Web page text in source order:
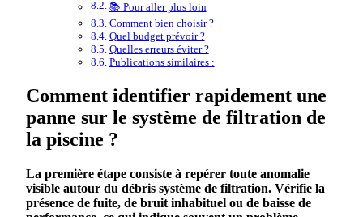
📚 Pour aller plus loin
Comment bien choisir ?
Quel budget prévoir ?
Quelles erreurs éviter ?
Publications similaires :
Comment identifier rapidement une
panne sur le système de filtration de
la piscine ?
La première étape consiste à repérer toute anomalie
visible autour du débris système de filtration. Vérifie la
présence de fuite, de bruit inhabituel ou de baisse de